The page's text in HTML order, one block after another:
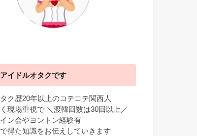
イドルオタクです
ク歴20年以上のコテコテ関西人
現場重視で ＼渡韓回数は30回以上／
ン会やヨントン経験有
得た知識をお伝えしていきます